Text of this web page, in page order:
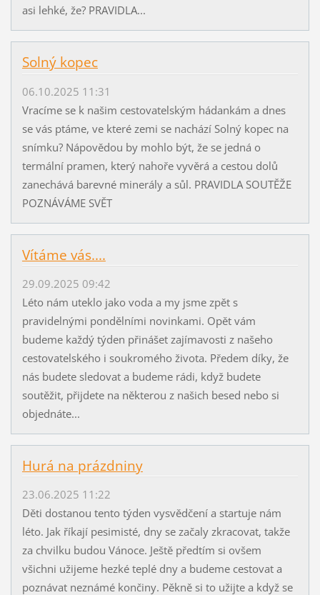
asi lehké, že? PRAVIDLA...
Solný kopec
06.10.2025 11:31
Vracíme se k našim cestovatelským hádankám a dnes
se vás ptáme, ve které zemi se nachází Solný kopec na
snímku? Nápovědou by mohlo být, že se jedná o
termální pramen, který nahoře vyvěrá a cestou dolů
zanechává barevné minerály a sůl. PRAVIDLA SOUTĚŽE
POZNÁVÁME SVĚT
Vítáme vás....
29.09.2025 09:42
Léto nám uteklo jako voda a my jsme zpět s
pravidelnými pondělními novinkami. Opět vám
budeme každý týden přinášet zajímavosti z našeho
cestovatelského i soukromého života. Předem díky, že
nás budete sledovat a budeme rádi, když budete
soutěžit, přijdete na některou z našich besed nebo si
objednáte...
Hurá na prázdniny
23.06.2025 11:22
Děti dostanou tento týden vysvědčení a startuje nám
léto. Jak říkají pesimisté, dny se začaly zkracovat, takže
za chvilku budou Vánoce. Ještě předtím si ovšem
všichni užijeme hezké teplé dny a budeme cestovat a
poznávat neznámé končiny. Pěkně si to užijte a když se